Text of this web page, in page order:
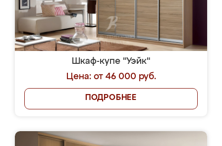
Шкаф-купе "Уэйк"
Цена: от 46 000 руб.
ПОДРОБНЕЕ